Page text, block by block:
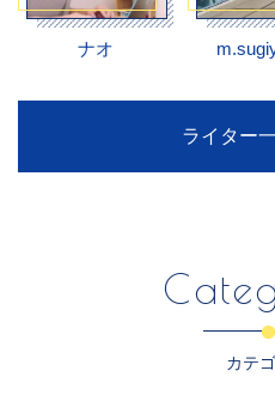
ナオ
ライター
カテ